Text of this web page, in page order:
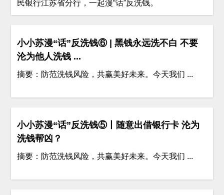
民银行江苏省分行，一起漫“话”反洗钱。
小小苏漫“话”反洗钱⑥ | 黑钱永远洗不白 不要
沦为他人洗钱 ...
摘要：防范洗钱风险，共赢美好未来。今天我们 ...
小小苏漫“话”反洗钱⑤丨随意出借银行卡 沦为
洗钱帮凶？
摘要：防范洗钱风险，共赢美好未来。今天我们 ...